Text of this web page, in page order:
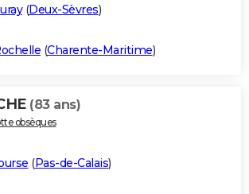
(Deux-Sèvres)
(Charente-Maritime)
(83 ans)
obsèques
(Pas-de-Calais)